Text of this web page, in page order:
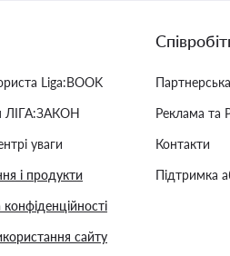
Liga:BOOK
ЛІГА:ЗАКОН
уваги
і продукти
конфіденційності
сайту
Реклама та
Контакти
Підтримка